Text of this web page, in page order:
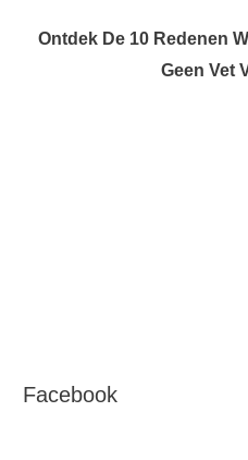
Ontdek De 10 Redenen
Geen Vet
Facebook